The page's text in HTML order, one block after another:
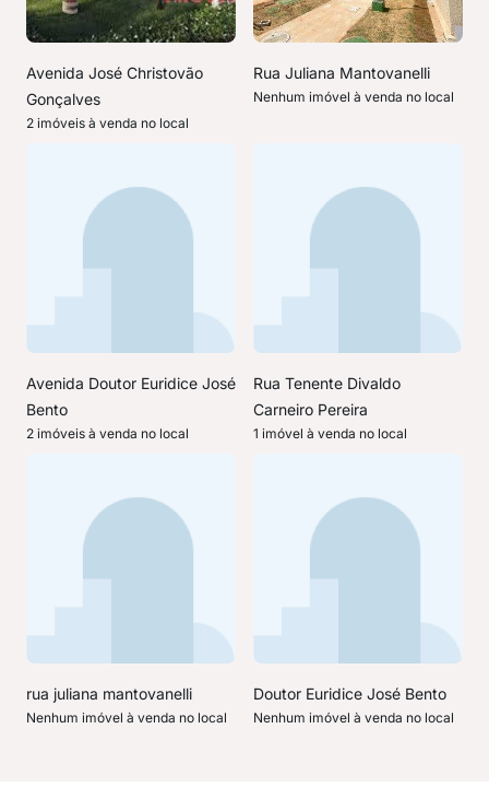
Avenida José Christovão
Gonçalves
2 imóveis à venda no local
Rua Juliana Mantovanelli
Nenhum imóvel à venda no local
Avenida Doutor Euridice José
Bento
2 imóveis à venda no local
Rua Tenente Divaldo
Carneiro Pereira
1 imóvel à venda no local
rua juliana mantovanelli
Nenhum imóvel à venda no local
Doutor Euridice José Bento
Nenhum imóvel à venda no local